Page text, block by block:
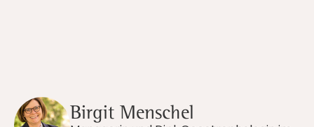
Birgit Menschel